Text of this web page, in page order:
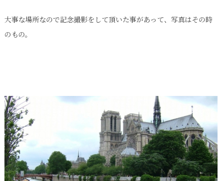
大事な場所なので記念撮影をして頂いた事があって、写真はその時
のもの。